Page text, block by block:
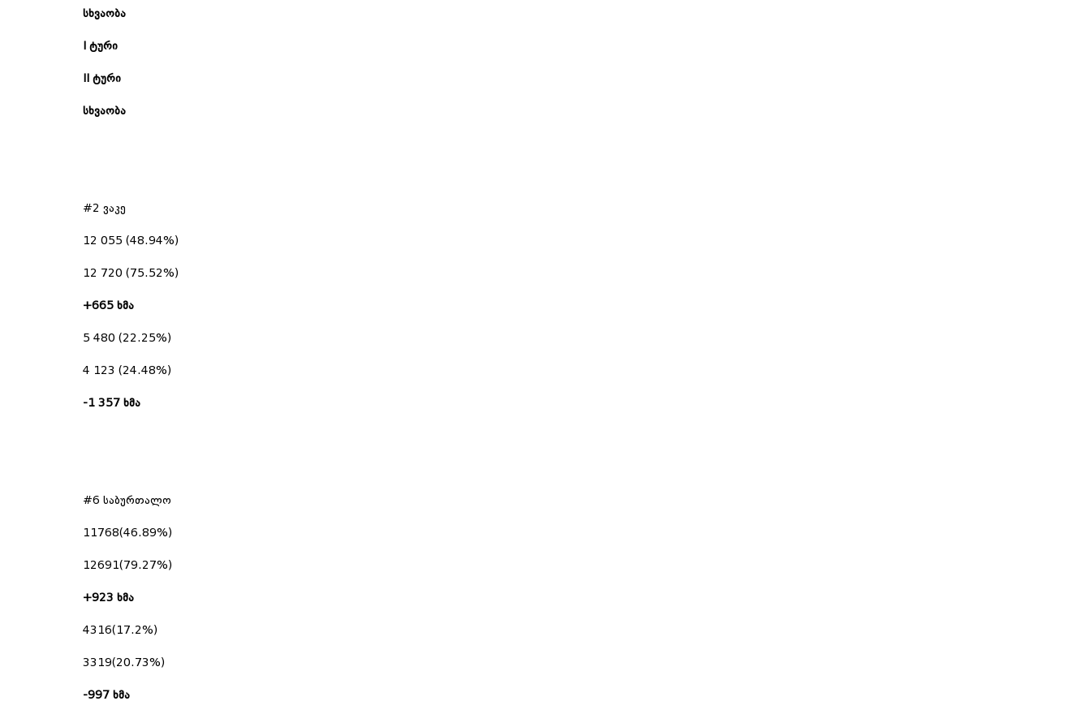
სხვაობა
ტური
ტური
სხვაობა
#2 ვაკე
12 055 (48.94%)
12 720 (75.52%)
+665 ხმა
5 480 (22.25%)
4 123 (24.48%)
-1 357 ხმა
#6 საბურთალო
11768(46.89%)
12691(79.27%)
+923 ხმა
4316(17.2%)
3319(20.73%)
-997 ხმა